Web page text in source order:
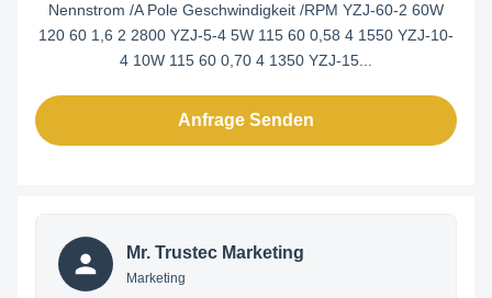
Nennstrom /A Pole Geschwindigkeit /RPM YZJ-60-2 60W
120 60 1,6 2 2800 YZJ-5-4 5W 115 60 0,58 4 1550 YZJ-10-
4 10W 115 60 0,70 4 1350 YZJ-15...
Anfrage Senden
Mr. Trustec Marketing
Marketing